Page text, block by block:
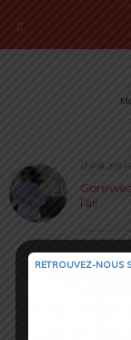
17 AVRIL 2025 •
l’air
RETROUVEZ-NOUS